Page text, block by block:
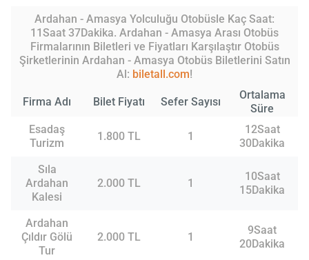
Ardahan - Amasya Yolculuğu Otobüsle Kaç Saat:
11Saat 37Dakika. Ardahan - Amasya Arası Otobüs
Firmalarının Biletleri ve Fiyatları Karşılaştır Otobüs
Şirketlerinin Ardahan - Amasya Otobüs Biletlerini Satın
Al: biletall.com!
Firma Adı Bilet Fiyatı Sefer Sayısı
Ortalama
Süre
Esadaş
Turizm
1.800 TL 1
12Saat
30Dakika
Sıla
Ardahan
Kalesi
2.000 TL 1
10Saat
15Dakika
Ardahan
Çıldır Gölü
Tur
2.000 TL 1
9Saat
20Dakika